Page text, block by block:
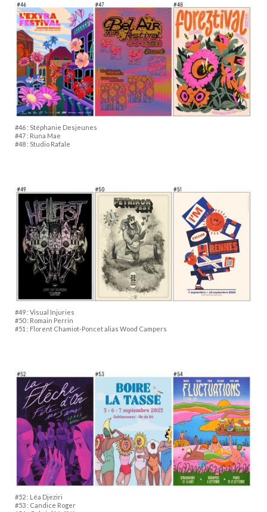
#46 : Stéphanie Desjeunes
#47 : Runa Mae
#48 : Studio Rafale
#49 : Visual Injuries
#50 : Romain Perrin
#51 : Florent Chamiot-Poncet alias Wood Campers
#52 : Léa Djeziri
#53 : Candice Roger